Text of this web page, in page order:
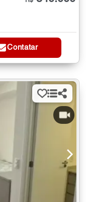
Contatar